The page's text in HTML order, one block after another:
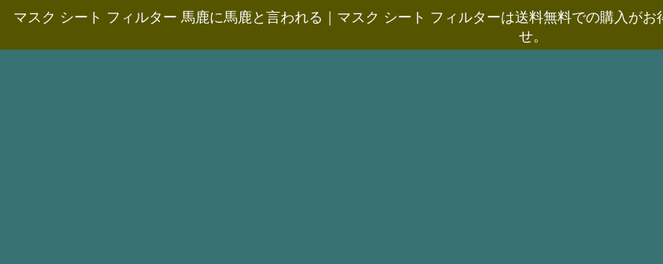
マスク シート フィルター 馬鹿に馬鹿と言われる
マスク シート フィルターは送料無料での購入が
せ。